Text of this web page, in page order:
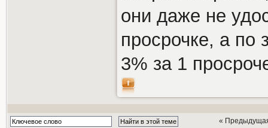
они даже не
просрочке, а по
3% за 1
«